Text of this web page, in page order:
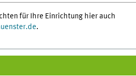
für Ihre Einrichtung hier auch
.